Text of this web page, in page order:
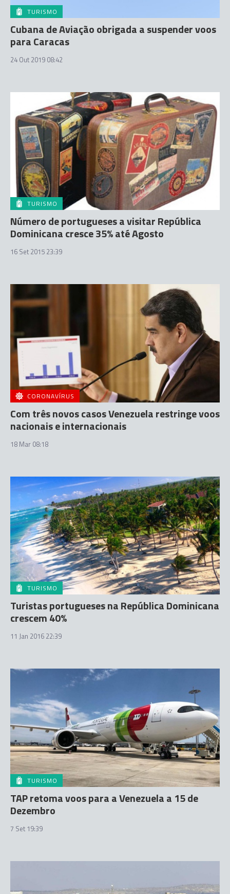
TURISMO
Cubana de Aviação obrigada a suspender voos
para Caracas
24 Out 2019 08:42
TURISMO
Número de portugueses a visitar República
Dominicana cresce 35% até Agosto
16 Set 2015 23:39
CORONAVÍRUS
Com três novos casos Venezuela restringe voos
nacionais e internacionais
18 Mar 08:18
TURISMO
Turistas portugueses na República Dominicana
crescem 40%
11 Jan 2016 22:39
TURISMO
TAP retoma voos para a Venezuela a 15 de
Dezembro
7 Set 19:39